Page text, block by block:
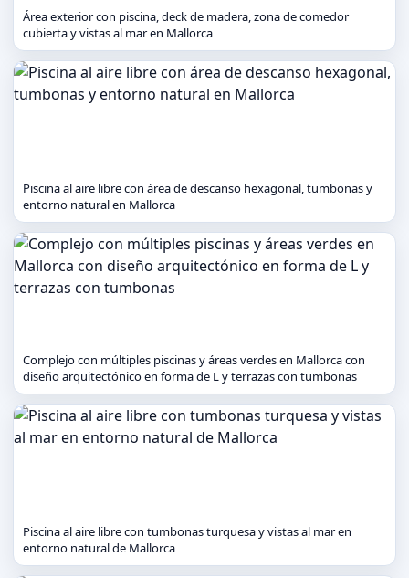
Área exterior con piscina, deck de madera, zona de comedor
cubierta y vistas al mar en Mallorca
Piscina al aire libre con área de descanso hexagonal, tumbonas y
entorno natural en Mallorca
Complejo con múltiples piscinas y áreas verdes en Mallorca con
diseño arquitectónico en forma de L y terrazas con tumbonas
Piscina al aire libre con tumbonas turquesa y vistas al mar en
entorno natural de Mallorca